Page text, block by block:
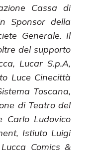
Cassa di
Sponsor della
Generale. Il
del supporto
Lucar S.p.A,
Luce Cinecittà
Toscana,
di Teatro del
Carlo Ludovico
Istiuto Luigi
Comics &